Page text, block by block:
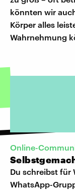
könnten wir
Körper alles
Wahrnehmung
Online-
Du schreibst für
WhatsApp-